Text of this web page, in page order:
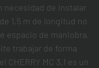
necesidad de instalar
1,5 m de longitud no
espacio de maniobra,
trabajar de forma
MC 3.1 es un